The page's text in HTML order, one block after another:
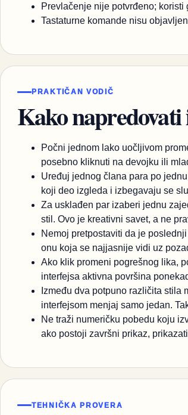
Prevlačenje nije potvrđeno;
Tastaturne komande nisu
PRAKTIČAN VODIČ
Kako napredovati
Počni jednom lako uočljivom
posebno kliknuti na devojku ili
Uređuj jednog člana para po
koji deo izgleda i izbegavaju se
Za usklađen par izaberi jednu
stil. Ovo je kreativni savet, a ne
Nemoj pretpostaviti da je
onu koja se najjasnije vidi uz
Ako klik promeni pogrešnog lika,
interfejsa aktivna površina
Između dva potpuno različita
interfejsom menjaj samo jedan.
Ne traži numeričku pobedu koju
ako postoji završni prikaz,
TEHNIČKA PROVERA